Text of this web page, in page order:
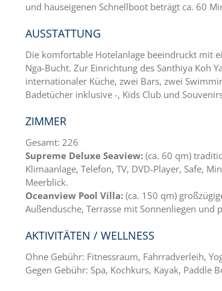
und hauseigenen Schnellboot beträgt ca. 60
AUSSTATTUNG
Die komfortable Hotelanlage beeindruckt mit
Nga-Bucht. Zur Einrichtung des Santhiya Koh
internationaler Küche, zwei Bars, zwei
Badetücher inklusive -, Kids Club und
ZIMMER
Gesamt: 226
Supreme Deluxe Seaview: (ca. 60 qm)
Klimaanlage, Telefon, TV, DVD-Player, Safe,
Meerblick.
Oceanview Pool Villa: (ca. 150 qm)
Außendusche, Terrasse mit Sonnenliegen
AKTIVITÄTEN / WELLNESS
Ohne Gebühr: Fitnessraum, Fahrradverleih,
Gegen Gebühr: Spa, Kochkurs, Kayak, Paddle